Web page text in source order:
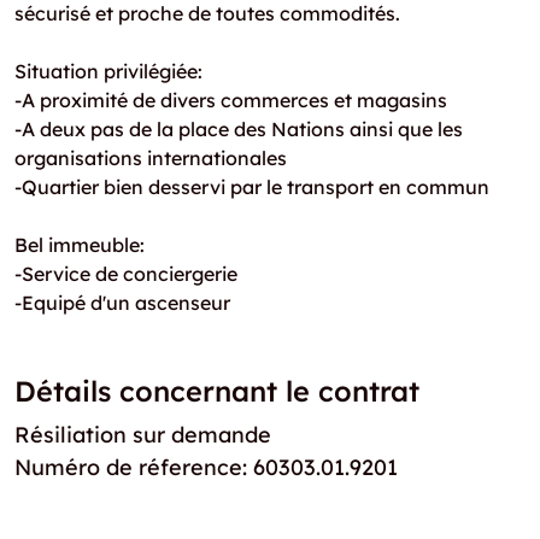
sécurisé et proche de toutes commodités.
Situation privilégiée:
-A proximité de divers commerces et magasins
-A deux pas de la place des Nations ainsi que les
organisations internationales
-Quartier bien desservi par le transport en commun
Bel immeuble:
-Service de conciergerie
-Equipé d'un ascenseur
Détails concernant le contrat
Résiliation sur demande
Numéro de réference: 60303.01.9201